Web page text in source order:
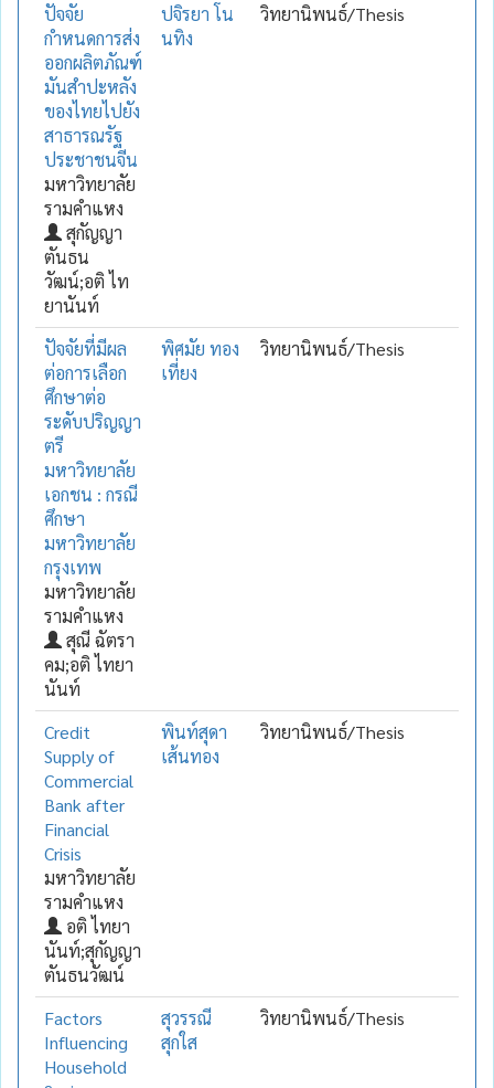
ปัจจัย
กำหนดการส่ง
ออกผลิตภัณฑ์
มันสำปะหลัง
ของไทยไปยัง
สาธารณรัฐ
ประชาชนจีน
มหาวิทยาลัย
รามคำแหง
สุกัญญา
ตันธน
วัฒน์;อติ ไท
ยานันท์
ปจิรยา โน
นทิง
วิทยานิพนธ์/Thesis
ปัจจัยที่มีผล
ต่อการเลือก
ศึกษาต่อ
ระดับปริญญา
ตรี
มหาวิทยาลัย
เอกชน : กรณี
ศึกษา
มหาวิทยาลัย
กรุงเทพ
มหาวิทยาลัย
รามคำแหง
สุณี ฉัตรา
คม;อติ ไทยา
นันท์
พิศมัย ทอง
เที่ยง
วิทยานิพนธ์/Thesis
Credit
Supply of
Commercial
Bank after
Financial
Crisis
มหาวิทยาลัย
รามคำแหง
อติ ไทยา
นันท์;สุกัญญา
ตันธนวัฒน์
พินท์สุดา
เส้นทอง
วิทยานิพนธ์/Thesis
Factors
Influencing
Household
สุวรรณี
สุกใส
วิทยานิพนธ์/Thesis